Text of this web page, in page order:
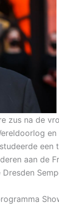
zus na de
aan de